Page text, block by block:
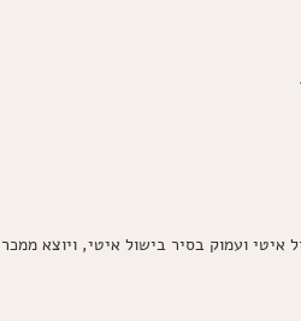
ועמוק בסיר בישול איטי, ויוצא